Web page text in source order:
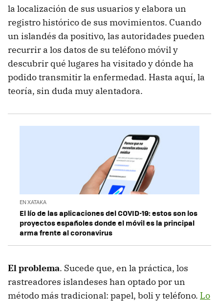
la localización de sus usuarios y elabora un
registro histórico de sus movimientos. Cuando
un islandés da positivo, las autoridades pueden
recurrir a los datos de su teléfono móvil y
descubrir qué lugares ha visitado y dónde ha
podido transmitir la enfermedad. Hasta aquí, la
teoría, sin duda muy alentadora.
EN XATAKA
El lío de las aplicaciones del COVID-19: estos son los
proyectos españoles donde el móvil es la principal
arma frente al coronavirus
El problema. Sucede que, en la práctica, los
rastreadores islandeses han optado por un
método más tradicional: papel, boli y teléfono. Lo